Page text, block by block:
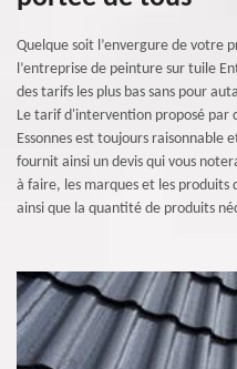
Quelque soit l’envergure de votre
l’entreprise de peinture sur tuile
des tarifs les plus bas sans pour
Le tarif d'intervention proposé par
Essonnes est toujours raisonnable
fournit ainsi un devis qui vous
à faire, les marques et les produits
ainsi que la quantité de produits